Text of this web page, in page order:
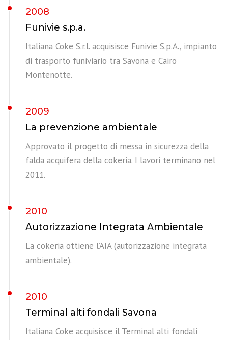
2008
Funivie s.p.a.
Italiana Coke S.r.l. acquisisce Funivie S.p.A., impianto
di trasporto funiviario tra Savona e Cairo
Montenotte.
2009
La prevenzione ambientale
Approvato il progetto di messa in sicurezza della
falda acquifera della cokeria. I lavori terminano nel
2011.
2010
Autorizzazione Integrata Ambientale
La cokeria ottiene l’AIA (autorizzazione integrata
ambientale).
2010
Terminal alti fondali Savona
Italiana Coke acquisisce il Terminal alti fondali